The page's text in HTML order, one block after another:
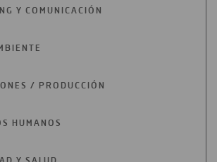
Y COMUNICACIÓN
/ PRODUCCIÓN
HUMANOS